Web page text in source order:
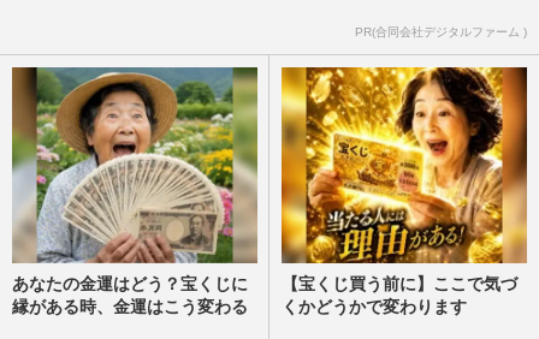
PR(合同会社デジタルファーム )
あなたの金運はどう？宝くじに
縁がある時、金運はこう変わる
【宝くじ買う前に】ここで気づ
くかどうかで変わります